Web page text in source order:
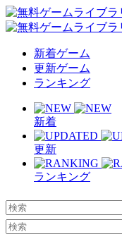
新着ゲーム
更新ゲーム
ランキング
新着
更新
ランキング